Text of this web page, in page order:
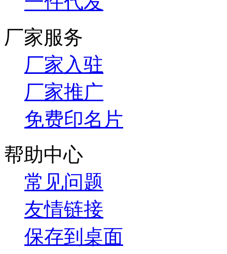
厂家服务
厂家入驻
厂家推广
免费印名片
帮助中心
常见问题
友情链接
保存到桌面